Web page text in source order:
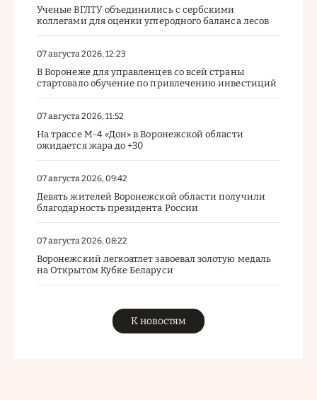
Ученые ВГЛТУ объединились с сербскими
коллегами для оценки углеродного баланса лесов
07 августа 2026, 12:23
В Воронеже для управленцев со всей страны
стартовало обучение по привлечению инвестиций
07 августа 2026, 11:52
На трассе М-4 «Дон» в Воронежской области
ожидается жара до +30
07 августа 2026, 09:42
Девять жителей Воронежской области получили
благодарность президента России
07 августа 2026, 08:22
Воронежский легкоатлет завоевал золотую медаль
на Открытом Кубке Беларуси
К новостям